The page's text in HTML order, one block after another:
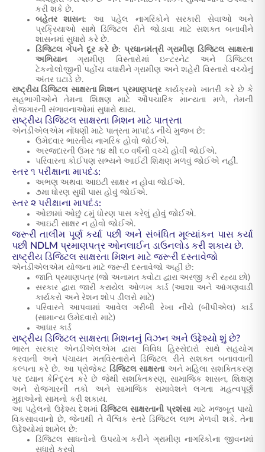
કરી શકે છે.
બહેતર શાસન:
આ પહેલ નાગરિકોને સરકારી સેવાઓ અને
પ્રક્રિયાઓ સાથે ડિજિટલ રીતે જોડાવા માટે સશક્ત બનાવીને
શાસનમાં સુધારો કરે છે.
ડિજિટલ ગેપને દૂર કરે છે: પ્રધાનમંત્રી ગ્રામીણ ડિજિટલ સાક્ષરતા
અભિયાનગ્રામીણ વિસ્તારોમાં ઇન્ટરનેટ અને ડિજિટલ
ટેકનોલોજીની પહોંચ વધારીને ગ્રામીણ અને શહેરી વિસ્તારો વચ્ચેનું
અંતર ઘટાડે છે.
રાષ્ટ્રીય ડિજિટલ સાક્ષરતા મિશન પ્રમાણપત્રકાર્યક્રમો ખાતરી કરે છે કે
સહભાગીઓને તેમના શિક્ષણ માટે ઔપચારિક માન્યતા મળે, તેમની
રોજગારની સંભાવનાઓમાં સુધારો થાય.
રાષ્ટ્રીય ડિજિટલ સાક્ષરતા મિશન માટે પાત્રતા
એનડીએલએમ નોંધણી માટે પાત્રતા માપદંડ નીચે મુજબ છે:
ઉમેદવાર ભારતીય નાગરિક હોવો જોઈએ.
અરજદારની ઉંમર ૧૪ થી ૬૦ વર્ષની વચ્ચે હોવી જોઈએ.
પરિવારના કોઈપણ સભ્યને આઈટી શિક્ષણ મળવું જોઈએ નહીં.
સ્તર ૧ પરીક્ષાના માપદંડ:
અભણ અથવા આઇટી સાક્ષર ન હોવા જોઈએ.
૭મા ધોરણ સુધી પાસ હોવું જોઈએ.
સ્તર ૨ પરીક્ષાના માપદંડ:
ઓછામાં ઓછું ૮મું ધોરણ પાસ કરેલું હોવું જોઈએ.
આઇટી સાક્ષર ન હોવો જોઈએ.
જરૂરી તાલીમ પૂર્ણ કર્યા પછી અને સંબંધિત મૂલ્યાંકન પાસ કર્યા
પછી NDLM પ્રમાણપત્ર ઓનલાઈન ડાઉનલોડ કરી શકાય છે.
રાષ્ટ્રીય ડિજિટલ સાક્ષરતા મિશન માટે જરૂરી દસ્તાવેજો
એનડીએલએમ યોજના માટે જરૂરી દસ્તાવેજો અહીં છે:
જાતિ પ્રમાણપત્ર (જો અનામત ક્વોટા દ્વારા અરજી કરી રહ્યા છો)
સરકાર દ્વારા જારી કરાયેલ ઓળખ કાર્ડ (આશા અને આંગણવાડી
કાર્યકરો અને રેશન શોપ ડીલરો માટે)
પરિવારને આપવામાં આવેલ ગરીબી રેખા નીચે (બીપીએલ) કાર્ડ
(સામાન્ય ઉમેદવારો માટે)
આધાર કાર્ડ
રાષ્ટ્રીય ડિજિટલ સાક્ષરતા મિશનનું વિઝન અને ઉદ્દેશ્યો શું છે?
ભારત સરકાર એનડીએલએમ દ્વારા વિવિધ હિસ્સેદારો સાથે સહયોગ
કરવાની અને પંચાયત મતવિસ્તારોને ડિજિટલ રીતે સશક્ત બનાવવાની
કલ્પના કરે છે. આ પ્રોજેક્ટ ડિજિટલ સાક્ષરતાઅને મહિલા સશક્તિકરણ
પર ધ્યાન કેન્દ્રિત કરે છે જેથી સશક્તિકરણ, સામાજિક શાસન, શિક્ષણ
અને રોજગારની તકો અને સામાજિક સમાવેશને લગતા મહત્વપૂર્ણ
મુદ્દાઓનો સામનો કરી શકાય.
આ પહેલનો ઉદ્દેશ્ય દેશમાં ડિજિટલ સાક્ષરતાની પ્રશંસામાટે મજબૂત પાયો
વિકસાવવાનો છે, જેનાથી તે વૈશ્વિક સ્તરે ડિજિટલ લાભ મેળવી શકે. તેના
ઉદ્દેશ્યોમાં શામેલ છે:
ડિજિટલ સાધનોનો ઉપયોગ કરીને ગ્રામીણ નાગરિકોના જીવનમાં
સુધારો કરવો